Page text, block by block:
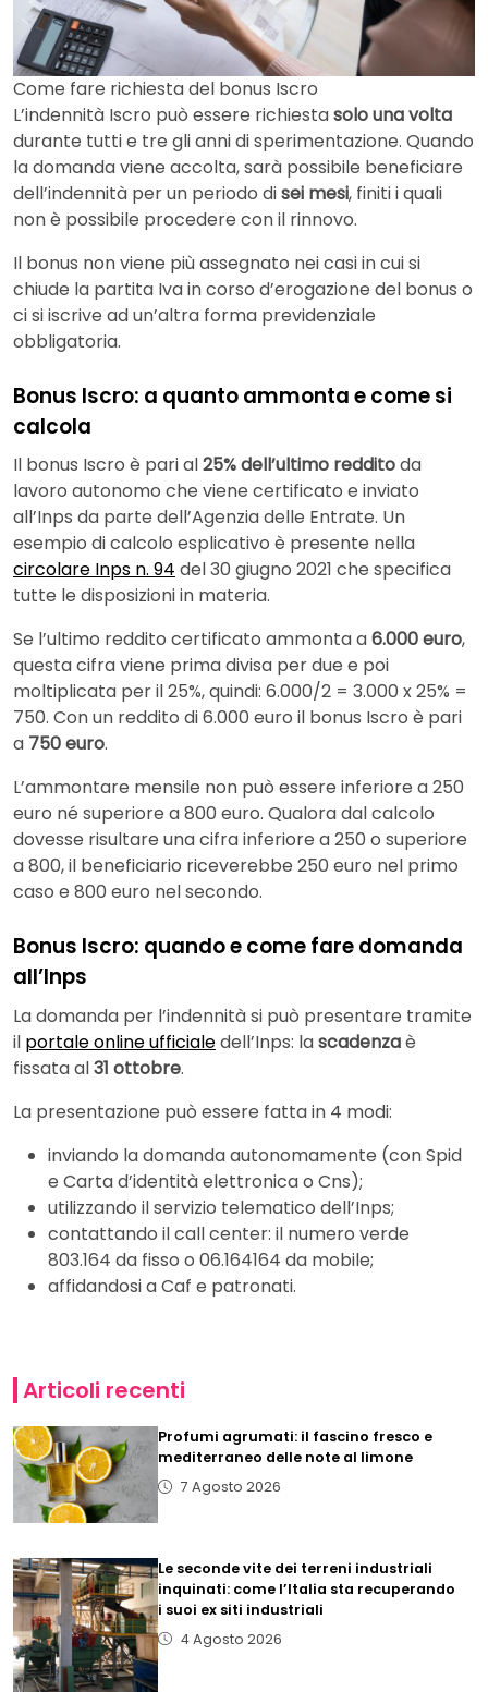
Come fare richiesta del bonus Iscro
L’indennità Iscro può essere richiestasolo una volta
durante tutti e tre gli anni di sperimentazione. Quando
la domanda viene accolta, sarà possibile beneficiare
dell’indennità per un periodo disei mesi, finiti i quali
non è possibile procedere con il rinnovo.
Il bonus non viene più assegnato nei casi in cui si
chiude la partita Iva in corso d’erogazione del bonus o
ci si iscrive ad un’altra forma previdenziale
obbligatoria.
Bonus Iscro: a quanto ammonta e come si
calcola
Il bonus Iscro è pari al25% dell’ultimo redditoda
lavoro autonomo che viene certificato e inviato
all’Inps da parte dell’Agenzia delle Entrate. Un
esempio di calcolo esplicativo è presente nella
circolare Inps n. 94 del 30 giugno 2021 che specifica
tutte le disposizioni in materia.
Se l’ultimo reddito certificato ammonta a6.000 euro,
questa cifra viene prima divisa per due e poi
moltiplicata per il 25%, quindi: 6.000/2 = 3.000 x 25% =
750. Con un reddito di 6.000 euro il bonus Iscro è pari
a 750 euro.
L’ammontare mensile non può essere inferiore a 250
euro né superiore a 800 euro. Qualora dal calcolo
dovesse risultare una cifra inferiore a 250 o superiore
a 800, il beneficiario riceverebbe 250 euro nel primo
caso e 800 euro nel secondo.
Bonus Iscro: quando e come fare domanda
all’Inps
La domanda per l’indennità si può presentare tramite
il portale online ufficialedell’Inps: lascadenzaè
fissata al31 ottobre.
La presentazione può essere fatta in 4 modi:
inviando la domanda autonomamente (con Spid
e Carta d’identità elettronica o Cns);
utilizzando il servizio telematico dell’Inps;
contattando il call center: il numero verde
803.164 da fisso o 06.164164 da mobile;
affidandosi a Caf e patronati.
Articoli recenti
Profumi agrumati: il fascino fresco e
mediterraneo delle note al limone
7 Agosto 2026
Le seconde vite dei terreni industriali
inquinati: come l’Italia sta recuperando
i suoi ex siti industriali
4 Agosto 2026